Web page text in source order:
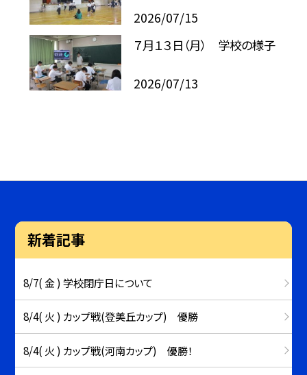
2026/07/15
７月１３日（月） 学校の様子
2026/07/13
新着記事
8/7( 金 ) 学校閉庁日について
8/4( 火 ) カップ戦(登美丘カップ) 優勝
8/4( 火 ) カップ戦(河南カップ) 優勝！